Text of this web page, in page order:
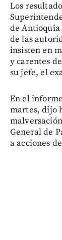
Los
de Antioquia
de las
insisten en
y carentes
su jefe, el
En el
martes, dijo
General de
a acciones